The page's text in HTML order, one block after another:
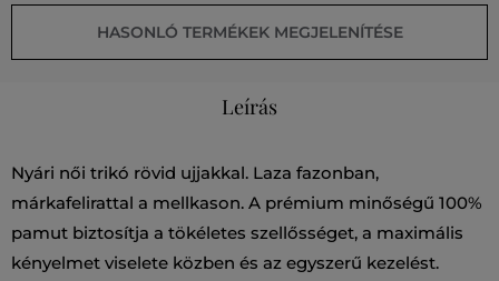
HASONLÓ TERMÉKEK MEGJELENÍTÉSE
Leírás
Nyári női trikó rövid ujjakkal. Laza fazonban,
márkafelirattal a mellkason. A prémium minőségű 100%
pamut biztosítja a tökéletes szellősséget, a maximális
kényelmet viselete közben és az egyszerű kezelést.